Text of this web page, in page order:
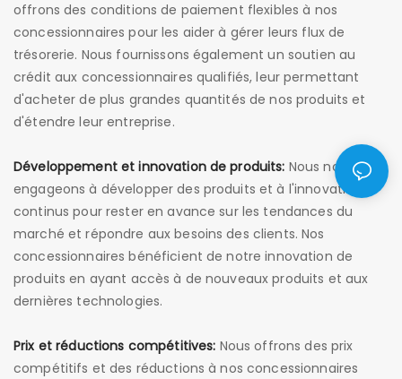
offrons des conditions de paiement flexibles à nos
concessionnaires pour les aider à gérer leurs flux de
trésorerie. Nous fournissons également un soutien au
crédit aux concessionnaires qualifiés, leur permettant
d'acheter de plus grandes quantités de nos produits et
d'étendre leur entreprise.
Développement et innovation de produits: Nous nous
engageons à développer des produits et à l'innovation
continus pour rester en avance sur les tendances du
marché et répondre aux besoins des clients. Nos
concessionnaires bénéficient de notre innovation de
produits en ayant accès à de nouveaux produits et aux
dernières technologies.
Prix ​​et réductions compétitives: Nous offrons des prix
compétitifs et des réductions à nos concessionnaires